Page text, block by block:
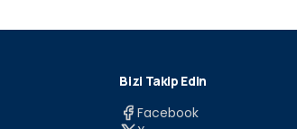
Bizi Takip Edin
Facebook